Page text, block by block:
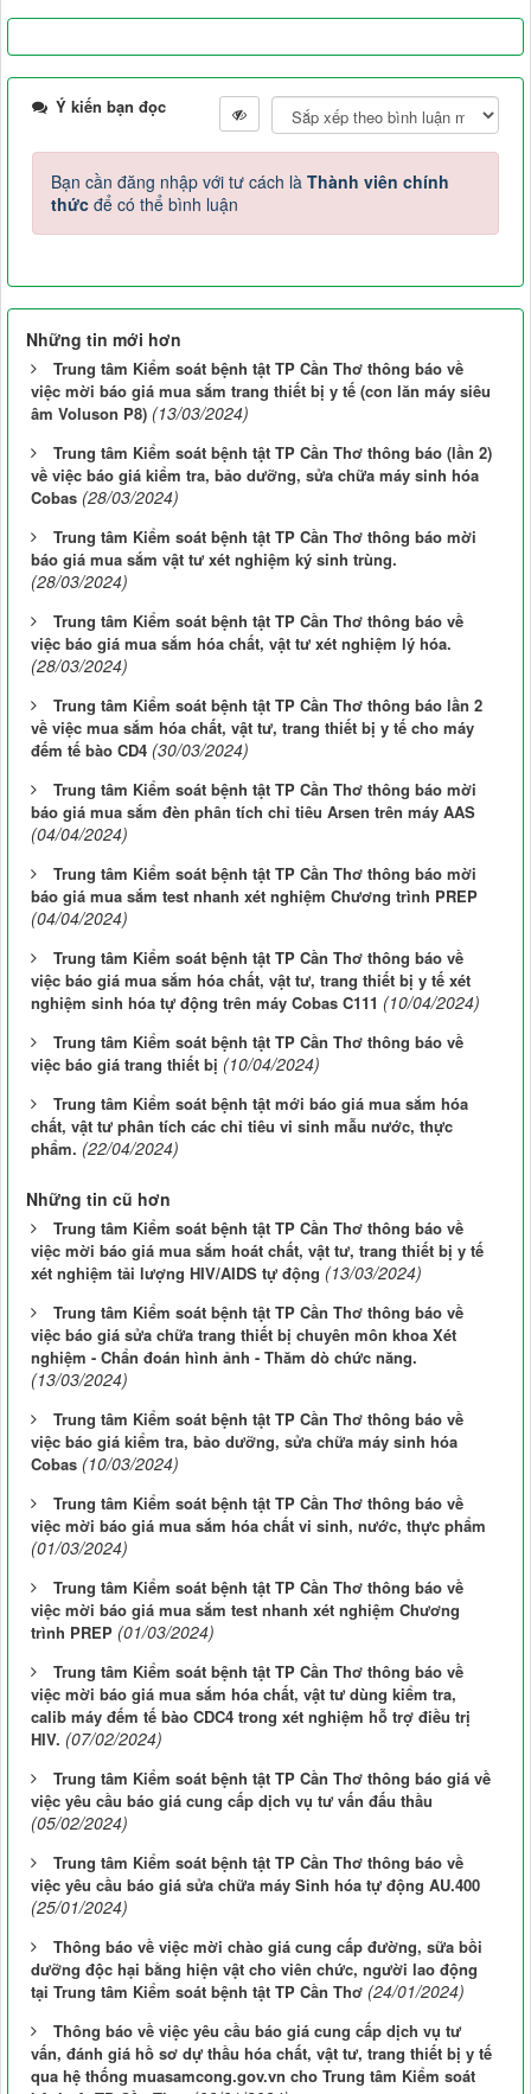
Ý kiến bạn đọc
Bạn cần đăng nhập với tư cách là Thành viên chính
thức để có thể bình luận
Những tin mới hơn
Trung tâm Kiểm soát bệnh tật TP Cần Thơ thông báo về
việc mời báo giá mua sắm trang thiết bị y tế (con lăn máy siêu
âm Voluson P8) (13/03/2024)
Trung tâm Kiểm soát bệnh tật TP Cần Thơ thông báo (lần 2)
về việc báo giá kiểm tra, bảo dưỡng, sửa chữa máy sinh hóa
Cobas (28/03/2024)
Trung tâm Kiểm soát bệnh tật TP Cần Thơ thông báo mời
báo giá mua sắm vật tư xét nghiệm ký sinh trùng.
(28/03/2024)
Trung tâm Kiểm soát bệnh tật TP Cần Thơ thông báo về
việc báo giá mua sắm hóa chất, vật tư xét nghiệm lý hóa.
(28/03/2024)
Trung tâm Kiểm soát bệnh tật TP Cần Thơ thông báo lần 2
về việc mua sắm hóa chất, vật tư, trang thiết bị y tế cho máy
đếm tế bào CD4 (30/03/2024)
Trung tâm Kiểm soát bệnh tật TP Cần Thơ thông báo mời
báo giá mua sắm đèn phân tích chỉ tiêu Arsen trên máy AAS
(04/04/2024)
Trung tâm Kiểm soát bệnh tật TP Cần Thơ thông báo mời
báo giá mua sắm test nhanh xét nghiệm Chương trình PREP
(04/04/2024)
Trung tâm Kiểm soát bệnh tật TP Cần Thơ thông báo về
việc báo giá mua sắm hóa chất, vật tư, trang thiết bị y tế xét
nghiệm sinh hóa tự động trên máy Cobas C111 (10/04/2024)
Trung tâm Kiểm soát bệnh tật TP Cần Thơ thông báo về
việc báo giá trang thiết bị (10/04/2024)
Trung tâm Kiểm soát bệnh tật mới báo giá mua sắm hóa
chất, vật tư phân tích các chỉ tiêu vi sinh mẫu nước, thực
phẩm. (22/04/2024)
Những tin cũ hơn
Trung tâm Kiểm soát bệnh tật TP Cần Thơ thông báo về
việc mời báo giá mua sắm hoát chất, vật tư, trang thiết bị y tế
xét nghiệm tải lượng HIV/AIDS tự động (13/03/2024)
Trung tâm Kiểm soát bệnh tật TP Cần Thơ thông báo về
việc báo giá sửa chữa trang thiết bị chuyên môn khoa Xét
nghiệm - Chẩn đoán hình ảnh - Thăm dò chức năng.
(13/03/2024)
Trung tâm Kiểm soát bệnh tật TP Cần Thơ thông báo về
việc báo giá kiểm tra, bảo dưỡng, sửa chữa máy sinh hóa
Cobas (10/03/2024)
Trung tâm Kiểm soát bệnh tật TP Cần Thơ thông báo về
việc mời báo giá mua sắm hóa chất vi sinh, nước, thực phẩm
(01/03/2024)
Trung tâm Kiểm soát bệnh tật TP Cần Thơ thông báo về
việc mời báo giá mua sắm test nhanh xét nghiệm Chương
trình PREP (01/03/2024)
Trung tâm Kiểm soát bệnh tật TP Cần Thơ thông báo về
việc mời báo giá mua sắm hóa chất, vật tư dùng kiểm tra,
calib máy đếm tế bào CDC4 trong xét nghiệm hỗ trợ điều trị
HIV. (07/02/2024)
Trung tâm Kiểm soát bệnh tật TP Cần Thơ thông báo giá về
việc yêu cầu báo giá cung cấp dịch vụ tư vấn đấu thầu
(05/02/2024)
Trung tâm Kiểm soát bệnh tật TP Cần Thơ thông báo về
việc yêu cầu báo giá sửa chữa máy Sinh hóa tự động AU.400
(25/01/2024)
Thông báo về việc mời chào giá cung cấp đường, sữa bồi
dưỡng độc hại bằng hiện vật cho viên chức, người lao động
tại Trung tâm Kiểm soát bệnh tật TP Cần Thơ (24/01/2024)
Thông báo về việc yêu cầu báo giá cung cấp dịch vụ tư
vấn, đánh giá hồ sơ dự thầu hóa chất, vật tư, trang thiết bị y tế
qua hệ thống muasamcong.gov.vn cho Trung tâm Kiểm soát